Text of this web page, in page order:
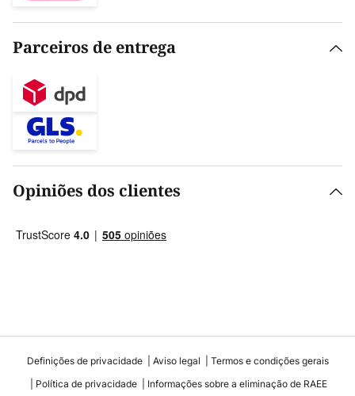
Parceiros de entrega
Opiniões dos clientes
Definições de privacidade Aviso legal
Termos e condições gerais
Política de privacidade
Informações sobre a eliminação de RAEE